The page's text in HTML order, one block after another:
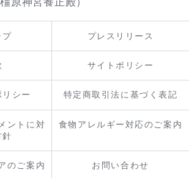
プ プレスリリース
サイトポリシー
シー 特定商取引法に基づく表記
ントに対
針
食物アレルギー対応のご案内
のご案内 お問い合わせ